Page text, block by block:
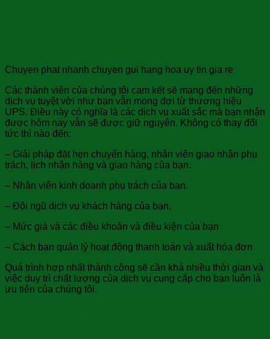
Chuyen phat nhanh chuyen gui hang hoa uy tin gia re
Các thành viên của chúng tôi cam kết sẽ mang đến những
dịch vụ tuyệt vời như bạn vẫn mong đợi từ thương hiệu
UPS. Điều này có nghĩa là các dịch vụ xuất sắc mà bạn nhận
được hôm nay vẫn sẽ được giữ nguyên. Không có thay đổi
tức thì nào đến:
– Giải pháp đặt hẹn chuyển hàng, nhân viên giao nhận phụ
trách, lịch nhận hàng và giao hàng của bạn.
– Nhân viên kinh doanh phụ trách của bạn.
– Đội ngũ dịch vụ khách hàng của bạn.
– Mức giá và các điều khoản và điều kiện của bạn
– Cách bạn quản lý hoạt động thanh toán và xuất hóa đơn
Quá trình hợp nhất thành công sẽ cần khá nhiều thời gian và
việc duy trì chất lượng của dịch vụ cung cấp cho bạn luôn là
ưu tiên của chúng tôi.